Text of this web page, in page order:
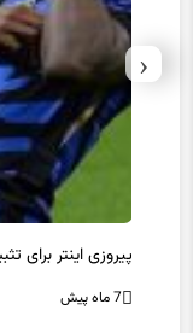
پیروزی اینتر برای
7 ماه پیش
‹